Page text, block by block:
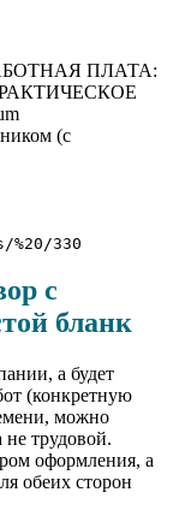
ПЛАТА:
(с
330
с
бланк
а будет
(конкретную
можно
не трудовой.
оформления, а
обеих сторон